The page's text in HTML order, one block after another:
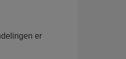
er